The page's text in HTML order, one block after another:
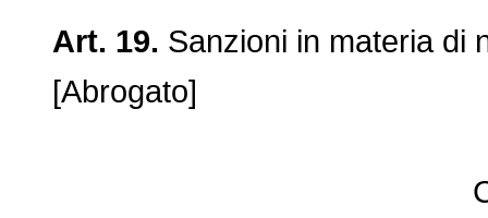
Art. 19. Sanzioni in materia di
[Abrogato]